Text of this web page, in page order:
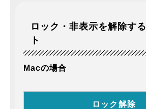
ロック・非表示を解除す
ト
Macの場合
ロック解除